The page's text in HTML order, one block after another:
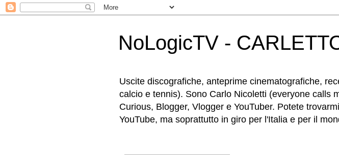
NoLogicTV -
Uscite discografiche, anteprime cinematografiche,
calcio e tennis). Sono Carlo Nicoletti (everyone calls
Curious, Blogger, Vlogger e YouTuber. Potete
YouTube, ma soprattutto in giro per l'Italia e per il